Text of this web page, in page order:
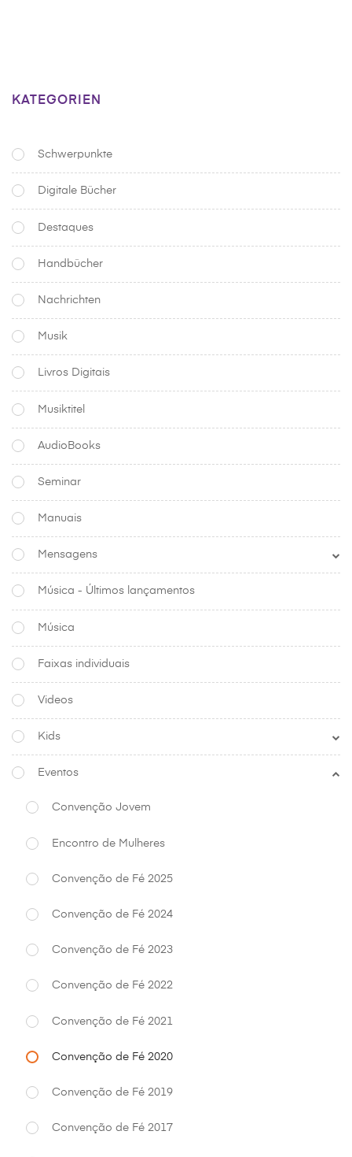
KATEGORIEN
Schwerpunkte
Digitale Bücher
Destaques
Handbücher
Nachrichten
Musik
Livros Digitais
Musiktitel
AudioBooks
Seminar
Manuais
Mensagens
Música - Últimos lançamentos
Música
Faixas individuais
Videos
Kids
Eventos
Convenção Jovem
Encontro de Mulheres
Convenção de Fé 2025
Convenção de Fé 2024
Convenção de Fé 2023
Convenção de Fé 2022
Convenção de Fé 2021
Convenção de Fé 2020
Convenção de Fé 2019
Convenção de Fé 2017